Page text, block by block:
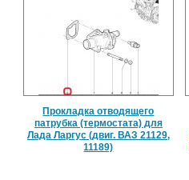
Прокладка отводящего
патрубка (термостата) для
Лада Ларгус (двиг. ВАЗ 21129,
11189)